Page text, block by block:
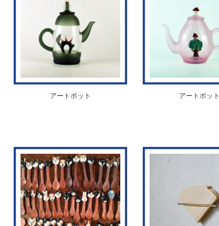
アートポット アートポッ